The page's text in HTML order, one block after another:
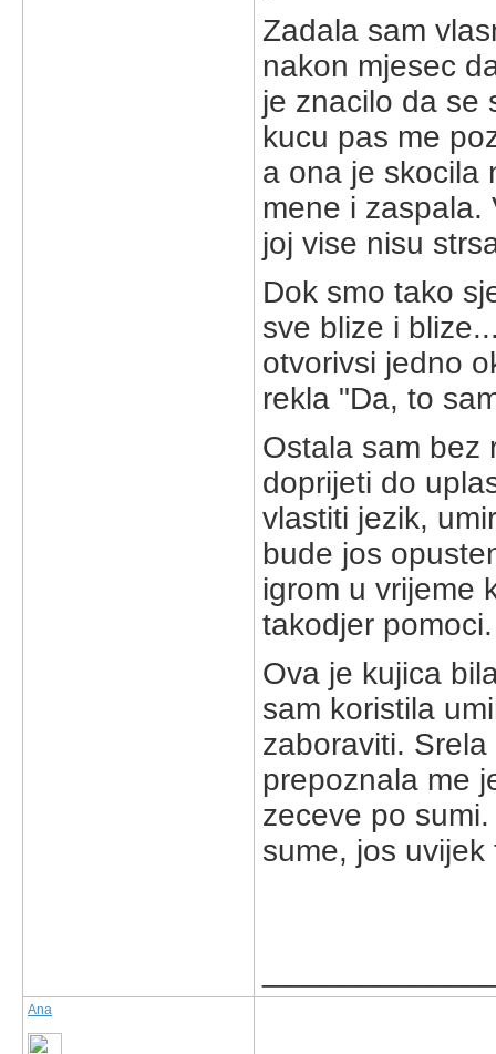
Zadala sam
nakon mjesec
je znacilo da se
kucu pas me
a ona je skocila
mene i zaspala.
joj vise nisu
Dok smo tako
sve blize i
otvorivsi jedno
rekla "Da, to
Ostala sam bez
doprijeti do
vlastiti jezik,
bude jos
igrom u vrijeme
takodjer pomoci.
Ova je kujica
sam koristila
zaboraviti.
prepoznala me
zeceve po
sume, jos
Ana